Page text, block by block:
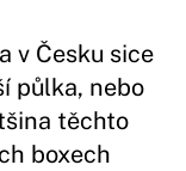
v Česku sice
půlka, nebo
těchto
boxech